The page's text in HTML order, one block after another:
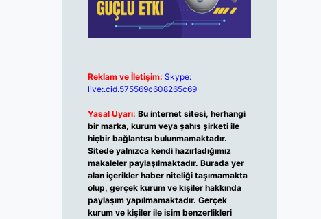
Reklam ve İletişim: Skype:
live:.cid.575569c608265c69
Yasal Uyarı: Bu internet sitesi, herhangi
bir marka, kurum veya şahıs şirketi ile
hiçbir bağlantısı bulunmamaktadır.
Sitede yalnızca kendi hazırladığımız
makaleler paylaşılmaktadır. Burada yer
alan içerikler haber niteliği taşımamakta
olup, gerçek kurum ve kişiler hakkında
paylaşım yapılmamaktadır. Gerçek
kurum ve kişiler ile isim benzerlikleri